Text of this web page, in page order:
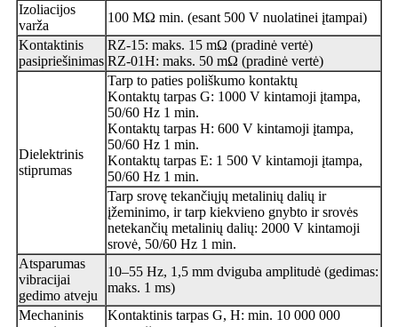
Izoliacijos
varža
100 MΩ min. (esant 500 V nuolatinei įtampai)
Kontaktinis
pasipriešinimas
RZ-15: maks. 15 mΩ (pradinė vertė)
RZ-01H: maks. 50 mΩ (pradinė vertė)
Dielektrinis
stiprumas
Tarp to paties poliškumo kontaktų
Kontaktų tarpas G: 1000 V kintamoji įtampa,
50/60 Hz 1 min.
Kontaktų tarpas H: 600 V kintamoji įtampa,
50/60 Hz 1 min.
Kontaktų tarpas E: 1 500 V kintamoji įtampa,
50/60 Hz 1 min.
Tarp srovę tekančiųjų metalinių dalių ir
įžeminimo, ir tarp kiekvieno gnybto ir srovės
netekančių metalinių dalių: 2000 V kintamoji
srovė, 50/60 Hz 1 min.
Atsparumas
vibracijai
gedimo atveju
10–55 Hz, 1,5 mm dviguba amplitudė (gedimas:
maks. 1 ms)
Mechaninis
Kontaktinis tarpas G, H: min. 10 000 000